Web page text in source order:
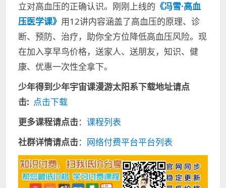
立对高血压的正确认识。刚刚上线的 《冯雪·高血
压医学课》 用12讲内容涵盖了高血压的原理、诊
断、预防、治疗，助你全方位降低高血压风险。现
在加入享早鸟价格，送家人、送朋友，知识、健
康、优惠一次性全拿下。
少年得到少年宇宙课漫游太阳系下载地址请点
击: 点击下载
更多课程请点击： 课程列表
社群详情请点击： 网络付费平台平台列表